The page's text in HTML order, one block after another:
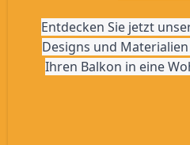
Entdecken Sie jetzt
Designs und
Ihren Balkon in eine